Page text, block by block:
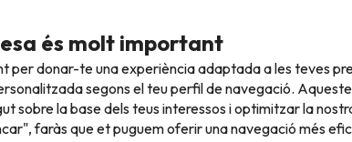
Apartamentos Midi
és molt important
per donar-te una experiència adaptada a les teves
segons el teu perfil de navegació.
sobre la base dels teus interessos i optimitzar la
faràs que et puguem oferir una navegació més